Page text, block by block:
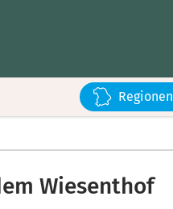
Regionen
Wiesenthof